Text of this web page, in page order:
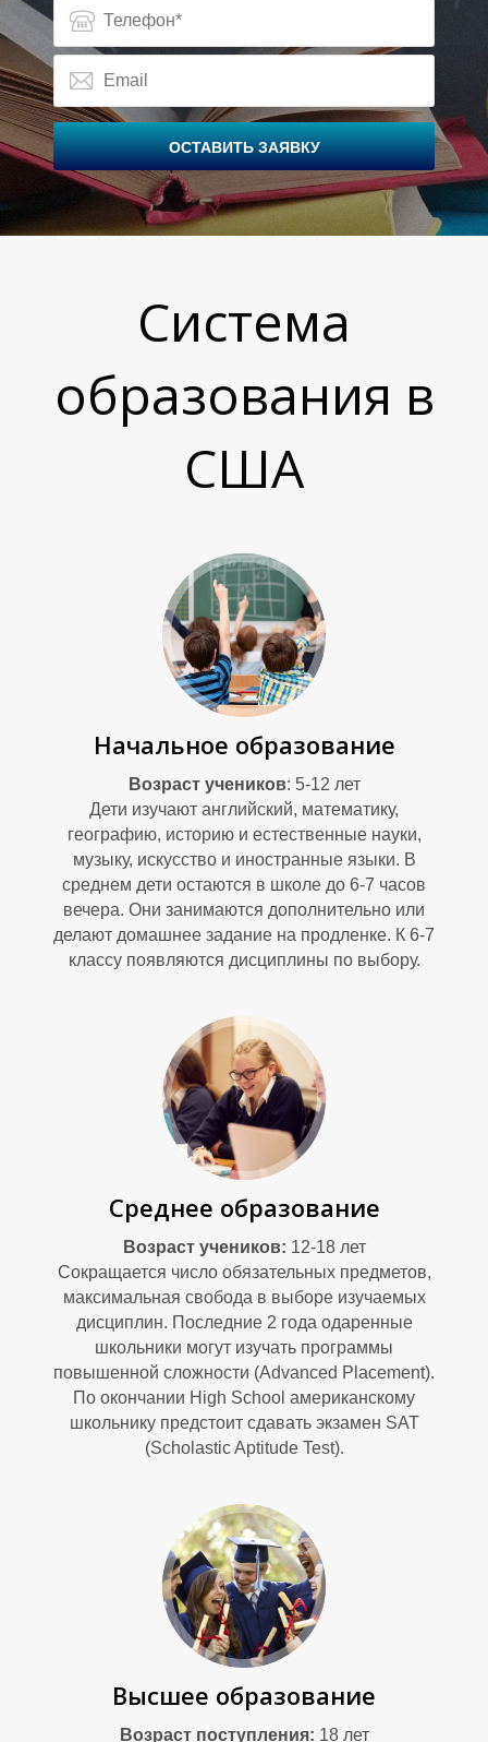
З
О
В
ОСТАВИТЬ ЗАЯВКУ
Система
образования в
США
Начальное образование
Возраст учеников: 5-12 лет
Дети изучают английский, математику,
географию, историю и естественные науки,
музыку, искусство и иностранные языки. В
среднем дети остаются в школе до 6-7 часов
вечера. Они занимаются дополнительно или
делают домашнее задание на продленке. К 6-7
классу появляются дисциплины по выбору.
Среднее образование
Возраст учеников: 12-18 лет
Сокращается число обязательных предметов,
максимальная свобода в выборе изучаемых
дисциплин. Последние 2 года одаренные
школьники могут изучать программы
повышенной сложности (Advanced Placement).
По окончании High School американскому
школьнику предстоит сдавать экзамен SAT
(Scholastic Aptitude Test).
Высшее образование
Возраст поступления: 18 лет